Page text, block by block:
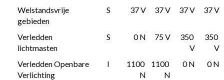
Welstandsvrije
gebieden
S 37 V 37 V 37 V 37 V
Verledden
lichtmasten
S 0 N 75 V
350
V
350
V
Verledden Openbare
Verlichting
I
1100
N
1100
N
0 N 0 N